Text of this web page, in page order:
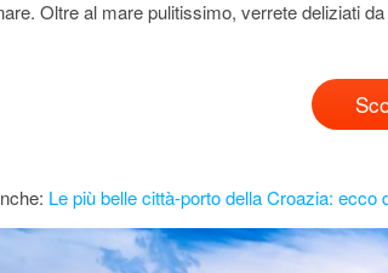
Oltre al mare pulitissimo, verrete deliziati
Le più belle città-porto della Croazia: ecco